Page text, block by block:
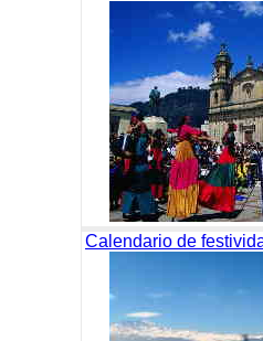
Calendario de